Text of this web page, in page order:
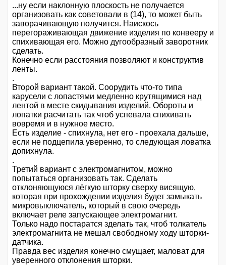
...ну если наклонную плоскость не получается
организовать как советовали в (14), то может быть
заворачивающую получится. Наискось
перегораживающая движение изделия по конвееру и
спихивающая его. Можно дугообразный заворотник
сделать.
Конечно если расстояния позволяют и конструктив
ленты.
.
Второй вариант такой. Соорудить что-то типа
карусели с лопастями медленно крутящимися над
лентой в месте скидывания изделий. Обороты и
лопатки расчитать так чтоб успевала спихивать
вовремя и в нужное место.
Есть изделие - спихнула, нет его - проехала дальше,
если не подцепила уверенно, то следующая ловатка
допихнула.
.
Третий вариант с электромагнитом, можно
попытаться организовать так. Сделать
отклоняющуюся лёгкую шторку сверху висящую,
которая при прохождении изделия будет замыкать
микровыключатель, который в свою очередь
включает реле запускающее электромагнит.
Только надо постаратся зделать так, чтоб толкатель
электромагнита не мешал свободному ходу шторки-
датчика.
Правда вес изделия конечно смущает, маловат для
уверенного отклонения шторки.